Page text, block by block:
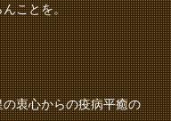
んことを。
衷心からの疫病平癒の